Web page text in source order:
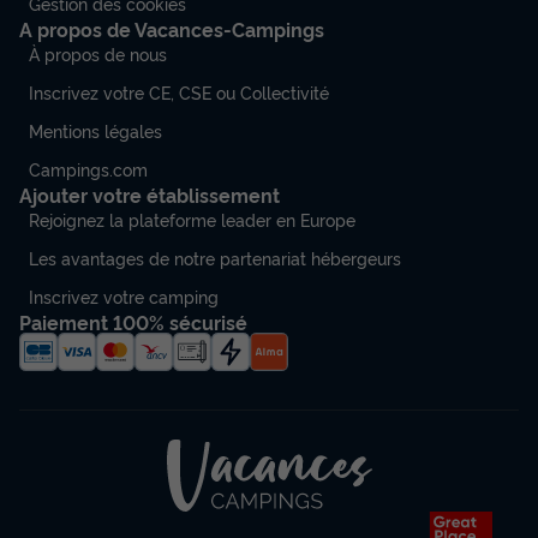
A propos de Vacances-Campings
À propos de nous
Inscrivez votre CE, CSE ou Collectivité
Mentions légales
Campings.com
Ajouter votre établissement
Rejoignez la plateforme leader en Europe
Les avantages de notre partenariat hébergeurs
Inscrivez votre camping
Paiement 100% sécurisé